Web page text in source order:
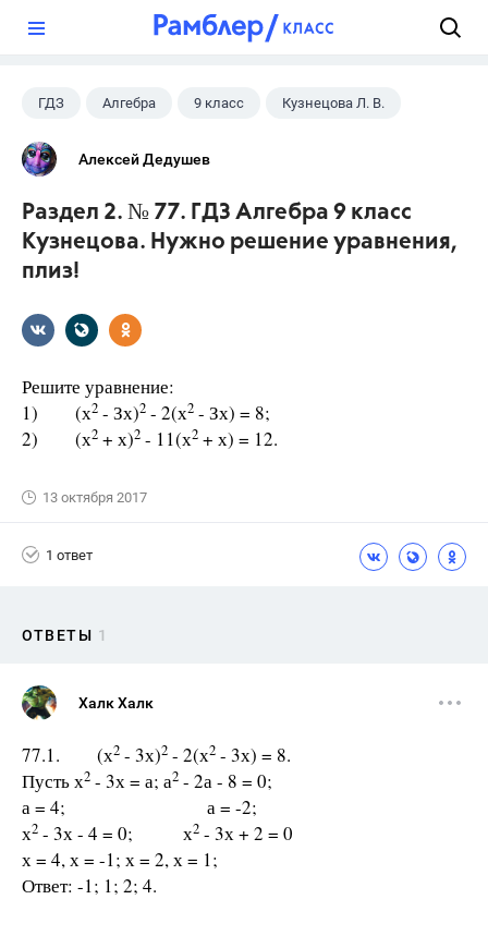
ГДЗ Алгебра 9 класс Кузнецова Л. В.
Алексей Дедушев
Раздел 2. № 77. ГДЗ Алгебра 9 класс
Кузнецова. Нужно решение уравнения,
плиз!
Решите уравнение:
1) (х2 - Зх)2 - 2(х2 - Зх) = 8;
2) (х2 + х)2 - 11(х2 + х) = 12.
13 октября 2017
1 ответ
ОТВЕТЫ 1
Халк Халк
77.1. (х2 - 3х)2 - 2(х2 - 3х) = 8.
Пусть х2 - 3х = а; а2 - 2а - 8 = 0;
а = 4; а = -2;
х2 - 3х - 4 = 0; х2 - 3х + 2 = 0
х = 4, х = -1; х = 2, х = 1;
Ответ: -1; 1; 2; 4.